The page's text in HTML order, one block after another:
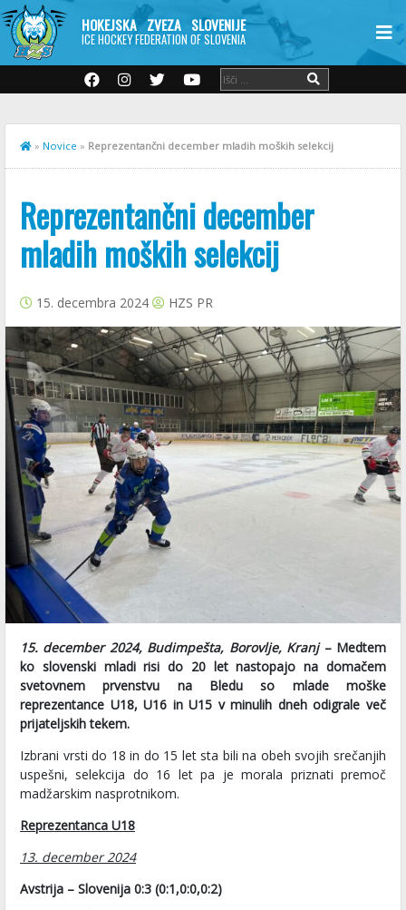
HOKEJSKA ZVEZA SLOVENIJE
ICE HOCKEY FEDERATION OF SLOVENIA
» Novice » Reprezentančni december mladih moških selekcij
Reprezentančni december
mladih moških selekcij
15. decembra 2024 HZS PR
15. december 2024, Budimpešta, Borovlje, Kranj– Medtem
ko slovenski mladi risi do 20 let nastopajo na domačem
svetovnem prvenstvu na Bledu so mlade moške
reprezentance U18, U16 in U15 v minulih dneh odigrale več
prijateljskih tekem.
Izbrani vrsti do 18 in do 15 let sta bili na obeh svojih srečanjih
uspešni, selekcija do 16 let pa je morala priznati premoč
madžarskim nasprotnikom.
Reprezentanca U18
13. december 2024
Avstrija – Slovenija 0:3 (0:1,0:0,0:2)